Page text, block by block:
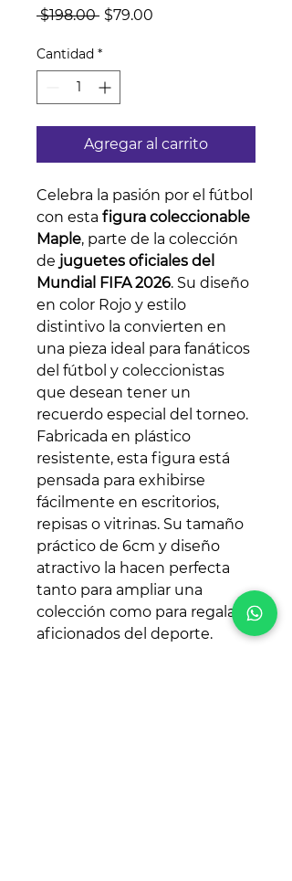
$198.00 Precio
$79.00
Cantidad *
Agregar al carrito
Celebra la pasión por el fútbol
con esta figura coleccionable
Maple, parte de la colección
de juguetes oficiales del
Mundial FIFA 2026. Su diseño
en color Rojo y estilo
distintivo la convierten en
una pieza ideal para fanáticos
del fútbol y coleccionistas
que desean tener un
recuerdo especial del torneo.
Fabricada en plástico
resistente, esta figura está
pensada para exhibirse
fácilmente en escritorios,
repisas o vitrinas. Su tamaño
práctico de 6cm y diseño
atractivo la hacen perfecta
tanto para ampliar una
colección como para regalar a
aficionados del deporte.